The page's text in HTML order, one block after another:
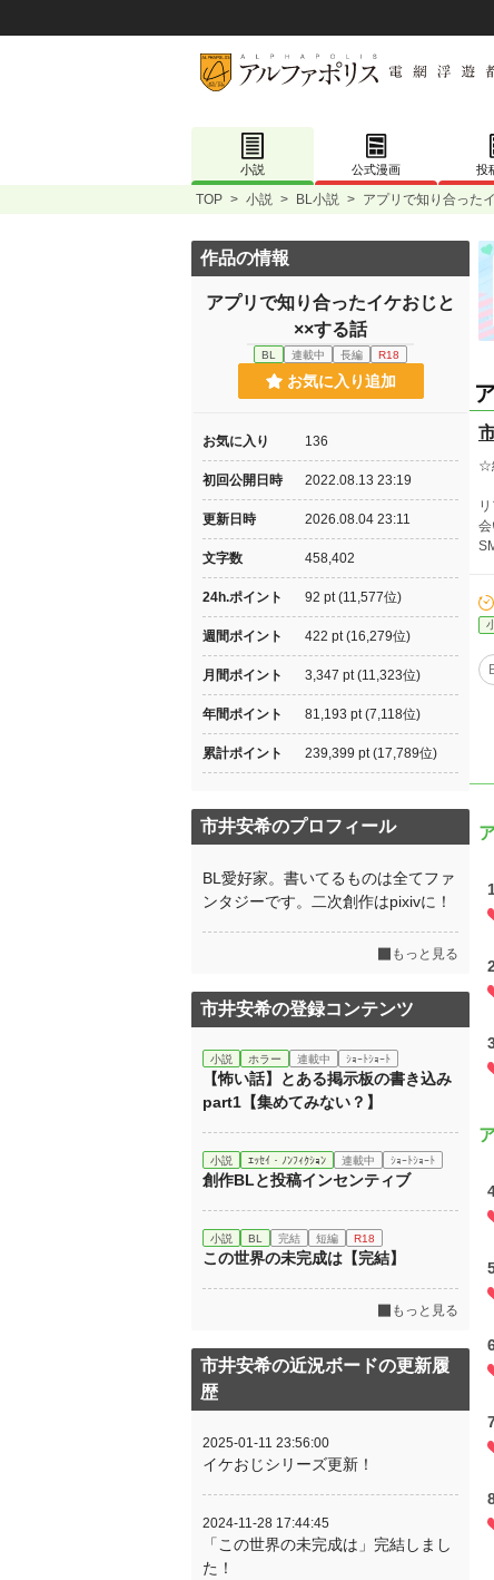
小説 公式漫画 投
TOP > 小説 > BL小説 > アプリで知り合った
☆
会
作品の情報
アプリで知り合ったイケおじと
××する話
BL 連載中 長編 R18
お気に入り追加
お気に入り 136
初回公開日時 2022.08.13 23:19
更新日時 2026.08.04 23:11
文字数 458,402
24h.ポイント 92 pt (11,577位)
週間ポイント 422 pt (16,279位)
月間ポイント 3,347 pt (11,323位)
年間ポイント 81,193 pt (7,118位)
累計ポイント 239,399 pt (17,789位)
市井安希のプロフィール
BL愛好家。書いてるものは全てファ
ンタジーです。二次創作はpixivに！
もっと見る
市井安希の登録コンテンツ
小説 ホラー 連載中 ｼｮｰﾄｼｮｰﾄ
【怖い話】とある掲示板の書き込み
part1【集めてみない？】
小説 ｴｯｾｲ・ﾉﾝﾌｨｸｼｮﾝ 連載中 ｼｮｰﾄｼｮｰﾄ
創作BLと投稿インセンティブ
小説 BL 完結 短編 R18
この世界の未完成は【完結】
もっと見る
市井安希の近況ボードの更新履
歴
2025-01-11 23:56:00
イケおじシリーズ更新！
2024-11-28 17:44:45
「この世界の未完成は」完結しまし
た！